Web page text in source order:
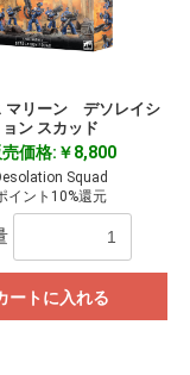
マリーン デソレイシ
ョン スカッド
価格:￥8,800
Squad
イント10%還元
ートに入れる